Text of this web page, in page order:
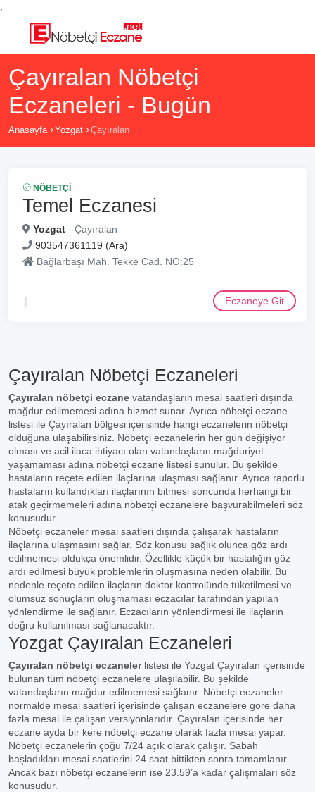
Çayıralan Nöbetçi
Eczaneleri - Bugün
Anasayfa Yozgat Çayıralan
NÖBETÇI
Temel Eczanesi
Yozgat - Çayıralan
903547361119 (Ara)
Bağlarbaşı Mah. Tekke Cad. NO:25
Eczaneye Git
Çayıralan Nöbetçi Eczaneleri
Çayıralan nöbetçi eczane vatandaşların mesai saatleri dışında
mağdur edilmemesi adına hizmet sunar. Ayrıca nöbetçi eczane
listesi ile Çayıralan bölgesi içerisinde hangi eczanelerin nöbetçi
olduğuna ulaşabilirsiniz. Nöbetçi eczanelerin her gün değişiyor
olması ve acil ilaca ihtiyacı olan vatandaşların mağduriyet
yaşamaması adına nöbetçi eczane listesi sunulur. Bu şekilde
hastaların reçete edilen ilaçlarına ulaşması sağlanır. Ayrıca raporlu
hastaların kullandıkları ilaçlarının bitmesi soncunda herhangi bir
atak geçirmemeleri adına nöbetçi eczanelere başvurabilmeleri söz
konusudur.
Nöbetçi eczaneler mesai saatleri dışında çalışarak hastaların
ilaçlarına ulaşmasını sağlar. Söz konusu sağlık olunca göz ardı
edilmemesi oldukça önemlidir. Özellikle küçük bir hastalığın göz
ardı edilmesi büyük problemlerin oluşmasına neden olabilir. Bu
nedenle reçete edilen ilaçların doktor kontrolünde tüketilmesi ve
olumsuz sonuçların oluşmaması eczacılar tarafından yapılan
yönlendirme ile sağlanır. Eczacıların yönlendirmesi ile ilaçların
doğru kullanılması sağlanacaktır.
Yozgat Çayıralan Eczaneleri
Çayıralan nöbetçi eczanelerlistesi ile Yozgat Çayıralan içerisinde
bulunan tüm nöbetçi eczanelere ulaşılabilir. Bu şekilde
vatandaşların mağdur edilmemesi sağlanır. Nöbetçi eczaneler
normalde mesai saatleri içerisinde çalışan eczanelere göre daha
fazla mesai ile çalışan versiyonlarıdır. Çayıralan içerisinde her
eczane ayda bir kere nöbetçi eczane olarak fazla mesai yapar.
Nöbetçi eczanelerin çoğu 7/24 açık olarak çalışır. Sabah
başladıkları mesai saatlerini 24 saat bittikten sonra tamamlanır.
Ancak bazı nöbetçi eczanelerin ise 23.59’a kadar çalışmaları söz
konusudur.